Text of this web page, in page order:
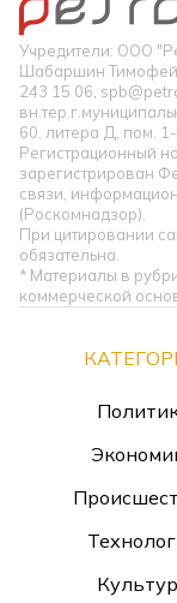
Учредители: ООО
Шабаршин Тимофей
243 15 06,
60, литера Д, пом.
Регистрационный
зарегистрирован
связи,
(Роскомнадзор).
При цитировании
обязательна.
* Материалы в
коммерческой